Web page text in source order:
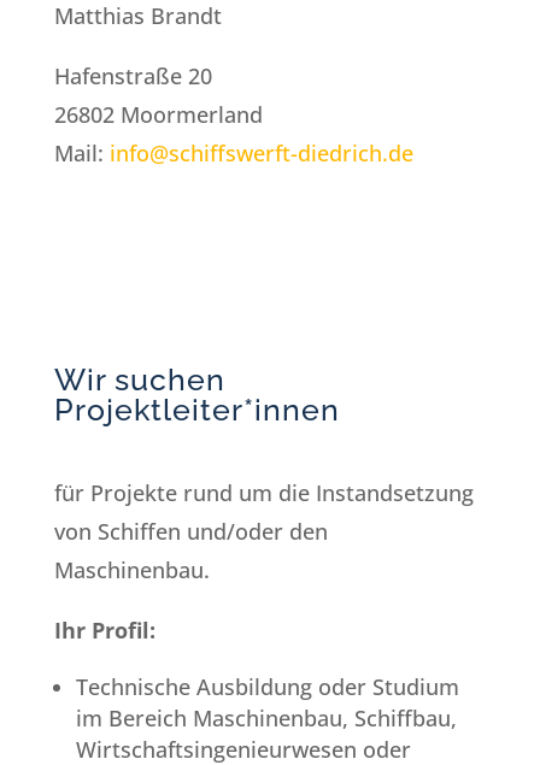
Matthias Brandt
Hafenstraße 20
26802 Moormerland
Mail: info@schiffswerft-diedrich.de
Wir suchen
Projektleiter*innen
für Projekte rund um die Instandsetzung
von Schiffen und/oder den
Maschinenbau.
Ihr Profil:
Technische Ausbildung oder Studium
im Bereich Maschinenbau, Schiffbau,
Wirtschaftsingenieurwesen oder